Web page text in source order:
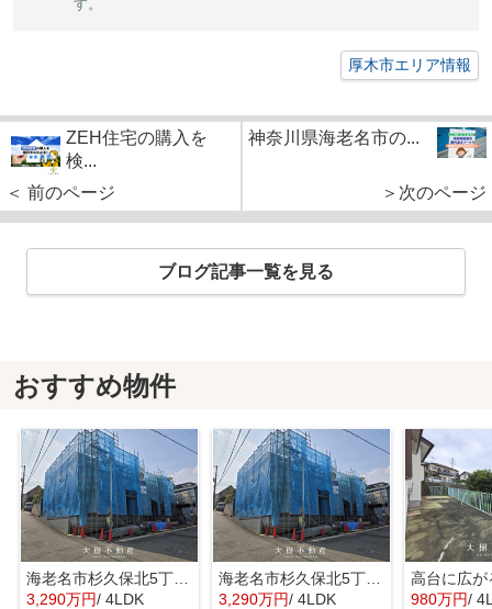
す。
厚木市エリア情報
ZEH住宅の購入を
検...
＜ 前のページ
神奈川県海老名市の...
＞次のページ
ブログ記事一覧を見る
おすすめ物件
海老名市杉久保北5丁目 新築戸建て 全3棟
3,290万円/ 4LDK
海老名市杉久保北5丁目 新築戸建て 全3棟
3,290万円/ 4LDK 980万円/